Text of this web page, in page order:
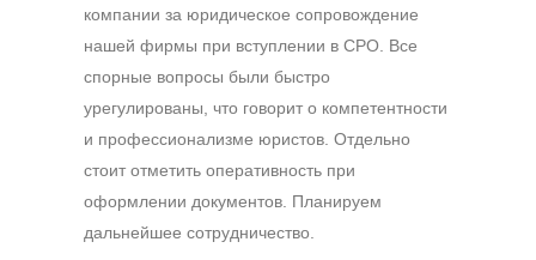
компании за юридическое сопровождение
нашей фирмы при вступлении в СРО. Все
спорные вопросы были быстро
урегулированы, что говорит о компетентности
и профессионализме юристов. Отдельно
стоит отметить оперативность при
оформлении документов. Планируем
дальнейшее сотрудничество.